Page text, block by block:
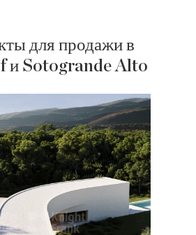
для продажи в
и Sotogrande Alto